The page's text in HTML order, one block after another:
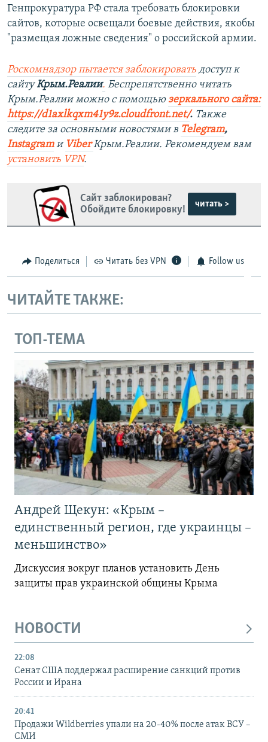
Генпрокуратура РФ стала требовать блокировки
сайтов, которые освещали боевые действия, якобы
"размещая ложные сведения" о российской армии.
Роскомнадзор пытается заблокировать доступ к
сайтуКрым.Реалии. Беспрепятственно читать
Крым.Реалии можно с помощью зеркального сайта:
https://d1axlkqxm41y9z.cloudfront.net/. ​ Также
следите за основными новостями в Telegram,
Instagram и ViberКрым.Реалии. Рекомендуем вам
установить VPN.
Сайт заблокирован?
Обойдите блокировку!
читать >
Поделиться Читать без VPN Follow us
ЧИТАЙТЕ ТАКЖЕ:
ТОП-ТЕМА
Андрей Щекун: «Крым –
единственный регион, где украинцы –
меньшинство»
Дискуссия вокруг планов установить День
защиты прав украинской общины Крыма
НОВОСТИ
22:08
Сенат США поддержал расширение санкций против
России и Ирана
20:41
Продажи Wildberries упали на 20-40% после атак ВСУ –
СМИ